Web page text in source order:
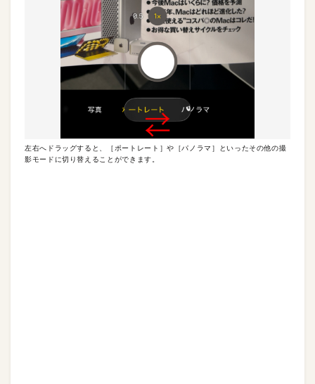
左右へドラッグすると、［ポートレート］や［パノラマ］といったその他の撮
影モードに切り替えることができます。